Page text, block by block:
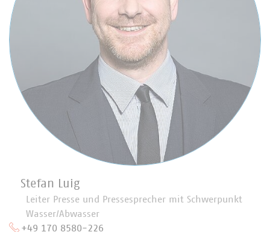
Stefan Luig
Leiter Presse und Pressesprecher mit Schwerpunkt
Wasser/Abwasser
+49 170 8580-226